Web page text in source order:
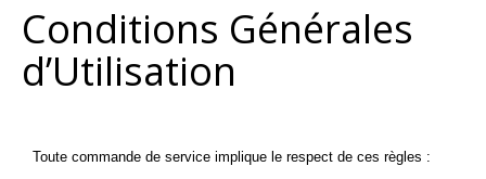
Conditions Générales
d’Utilisation
Toute commande de service implique le respect de ces règles :